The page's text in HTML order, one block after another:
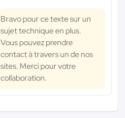
Bravo pour ce texte sur un
sujet technique en plus.
Vous pouvez prendre
contact à travers un de nos
sites. Merci pour votre
collaboration.